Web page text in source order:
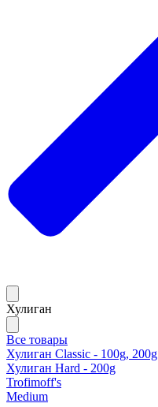
Хулиган
Все товары
Хулиган Classic - 100g, 200g
Хулиган Hard - 200g
Trofimoff's
Medium